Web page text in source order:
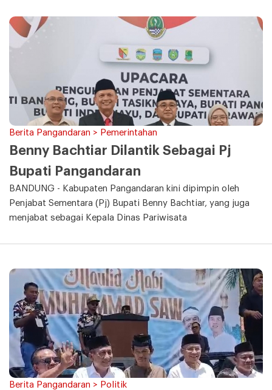
Berita Pangandaran > Pemerintahan
Benny Bachtiar Dilantik Sebagai Pj
Bupati Pangandaran
BANDUNG - Kabupaten Pangandaran kini dipimpin oleh
Penjabat Sementara (Pj) Bupati Benny Bachtiar, yang juga
menjabat sebagai Kepala Dinas Pariwisata
Berita Pangandaran > Politik